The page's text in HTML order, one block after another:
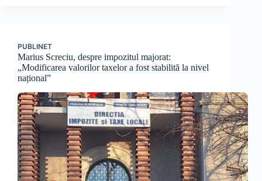
PUBLINET
Marius Screciu, despre impozitul majorat:
„Modificarea valorilor taxelor a fost stabilită la nivel
național”